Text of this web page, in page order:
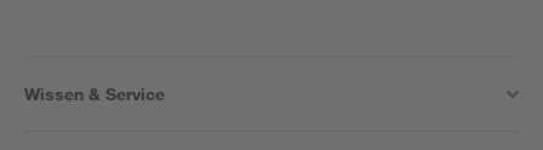
Wissen & Service